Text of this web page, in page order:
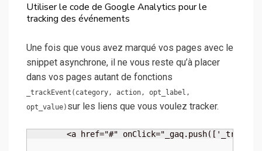
Utiliser le code de Google Analytics pour le
tracking des événements
Une fois que vous avez marqué vos pages avec le
snippet asynchrone, il ne vous reste qu’à placer
dans vos pages autant de fonctions
_trackEvent(category, action, opt_label,
opt_value) sur les liens que vous voulez tracker.
<a href="#"